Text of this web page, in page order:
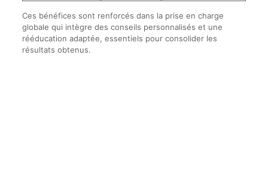
Ces bénéfices sont renforcés dans la prise en charge
globale qui intègre des conseils personnalisés et une
rééducation adaptée, essentiels pour consolider les
résultats obtenus.